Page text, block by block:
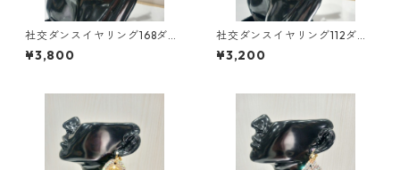
社交ダンスイヤリング168ダン
スアクセサリーベリーダンス
ブライダルアクセサリー
¥3,800
社交ダンスイヤリング112ダン
スアクセサリーベリーダンス
ブライダルアクセサリー
¥3,200